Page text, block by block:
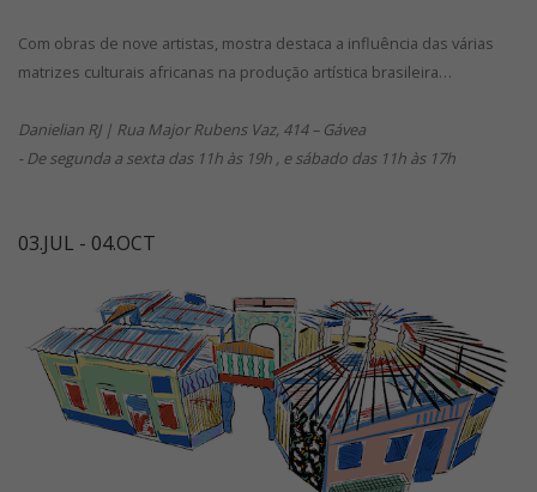
Com obras de nove artistas, mostra destaca a influência das várias
matrizes culturais africanas na produção artística brasileira…
Danielian RJ | Rua Major Rubens Vaz, 414 – Gávea
- De segunda a sexta das 11h às 19h , e sábado das 11h às 17h
03.JUL - 04.OCT